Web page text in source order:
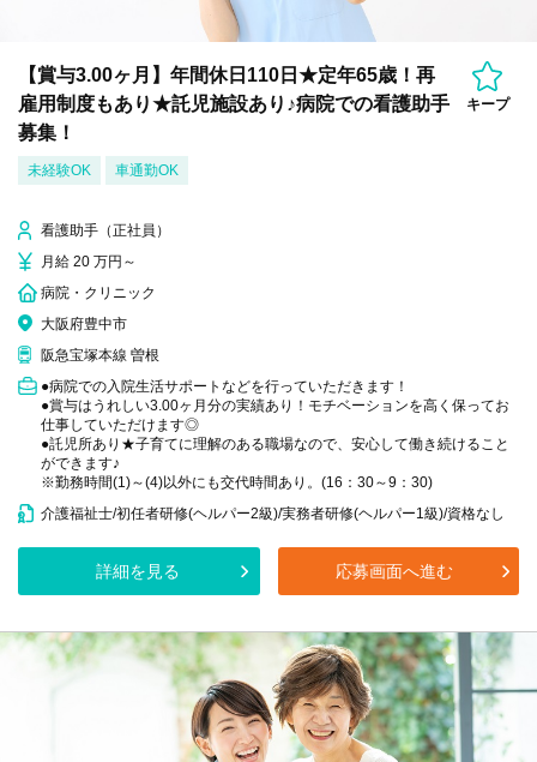
【賞与3.00ヶ月】年間休日110日★定年65歳！再
雇用制度もあり★託児施設あり♪病院での看護助手
募集！
キープ
未経験OK 車通勤OK
看護助手（正社員）
月給 20 万円～
病院・クリニック
大阪府豊中市
阪急宝塚本線 曽根
●病院での入院生活サポートなどを行っていただきます！
●賞与はうれしい3.00ヶ月分の実績あり！モチベーションを高く保ってお
仕事していただけます◎
●託児所あり★子育てに理解のある職場なので、安心して働き続けること
ができます♪
※勤務時間(1)～(4)以外にも交代時間あり。(16：30～9：30)
介護福祉士/初任者研修(ヘルパー2級)/実務者研修(ヘルパー1級)/資格なし
詳細を見る 応募画面へ進む